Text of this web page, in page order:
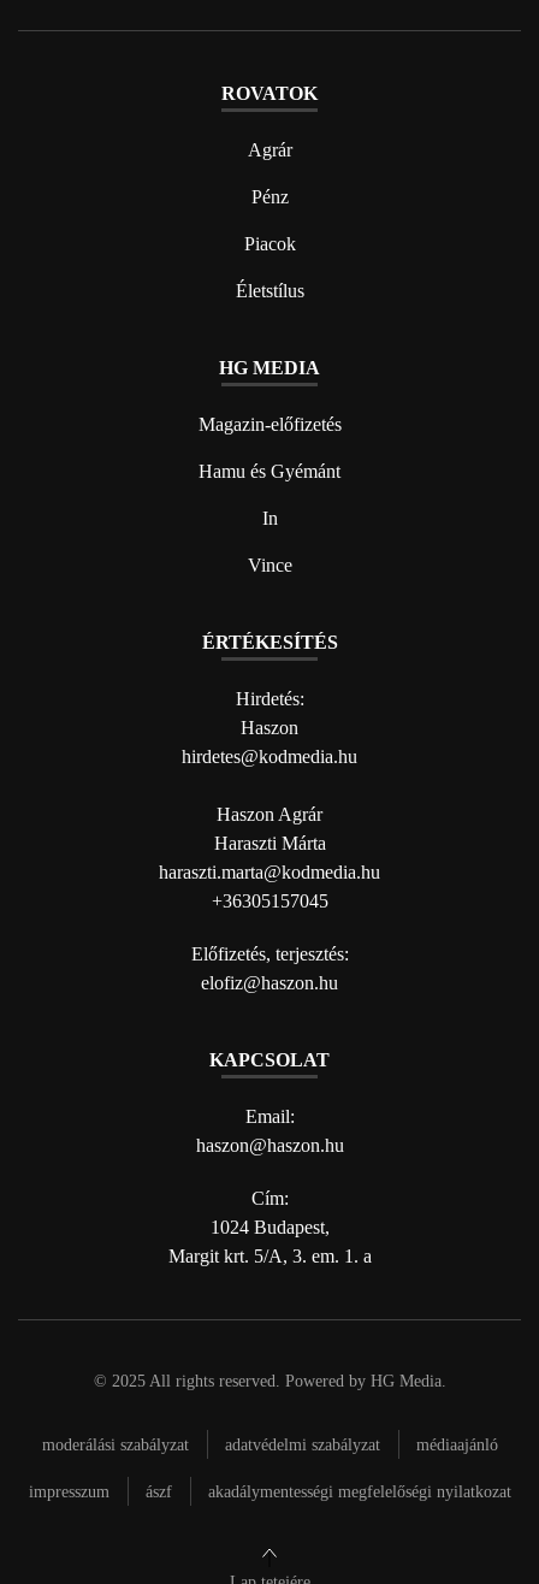
ROVATOK
Agrár
Pénz
Piacok
Életstílus
HG MEDIA
Magazin-előfizetés
Hamu és Gyémánt
In
Vince
ÉRTÉKESÍTÉS
Hirdetés:
Haszon
hirdetes@kodmedia.hu
Haszon Agrár
Haraszti Márta
haraszti.marta@kodmedia.hu
+36305157045
Előfizetés, terjesztés:
elofiz@haszon.hu
KAPCSOLAT
Email:
haszon@haszon.hu
Cím:
1024 Budapest,
Margit krt. 5/A, 3. em. 1. a
© 2025 All rights reserved. Powered by HG Media.
moderálási szabályzat adatvédelmi szabályzat médiaajánló
impresszum ászf akadálymentességi megfelelőségi nyilatkozat